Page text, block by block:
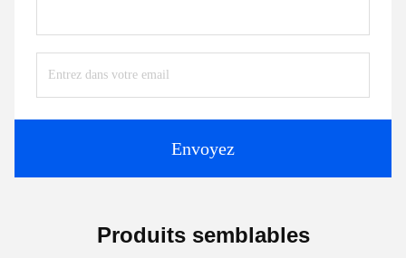
Envoyez
Produits semblables